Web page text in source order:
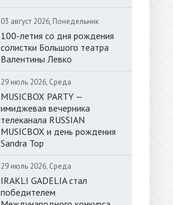
03 август 2026, Понедельник
100-летия со дня рождения
солистки Большого театра
Валентины Левко
29 июль 2026, Среда
MUSICBOX PARTY —
имиджевая вечерника
телеканала RUSSIAN
MUSICBOX и день рождения
Sandra Top
29 июль 2026, Среда
IRAKLI GADELIA стал
победителем